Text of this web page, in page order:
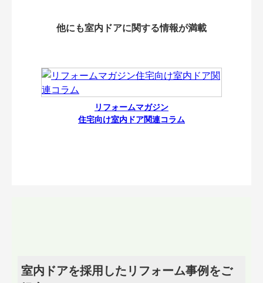
他にも室内ドアに関する情報が満載
リフォームマガジン
住宅向け室内ドア関連コラム
室内ドアを採用したリフォーム事例をご